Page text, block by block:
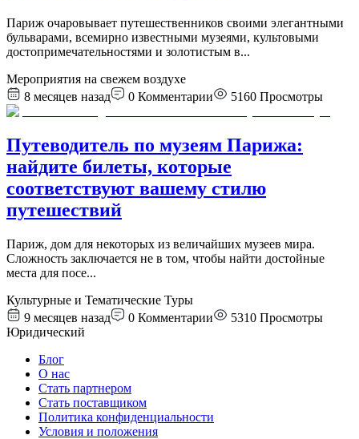
Париж очаровывает путешественников своими элегантными
бульварами, всемирно известными музеями, культовыми
достопримечательностями и золотистым в...
Мероприятия на свежем воздухе
8 месяцев назад
0 Комментарии 5160 Просмотры
Путеводитель по музеям Парижа:
найдите билеты, которые
соответствуют вашему стилю
путешествий
Париж, дом для некоторых из величайших музеев мира.
Сложность заключается не в том, чтобы найти достойные
места для посе...
Культурные и Тематические Туры
9 месяцев назад
0 Комментарии 5310 Просмотры
Юридический
Блог
О нас
Стать партнером
Стать поставщиком
Политика конфиденциальности
Условия и положения